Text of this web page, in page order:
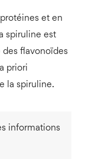
et en
spiruline est
flavonoïdes
priori
la spiruline.
informations